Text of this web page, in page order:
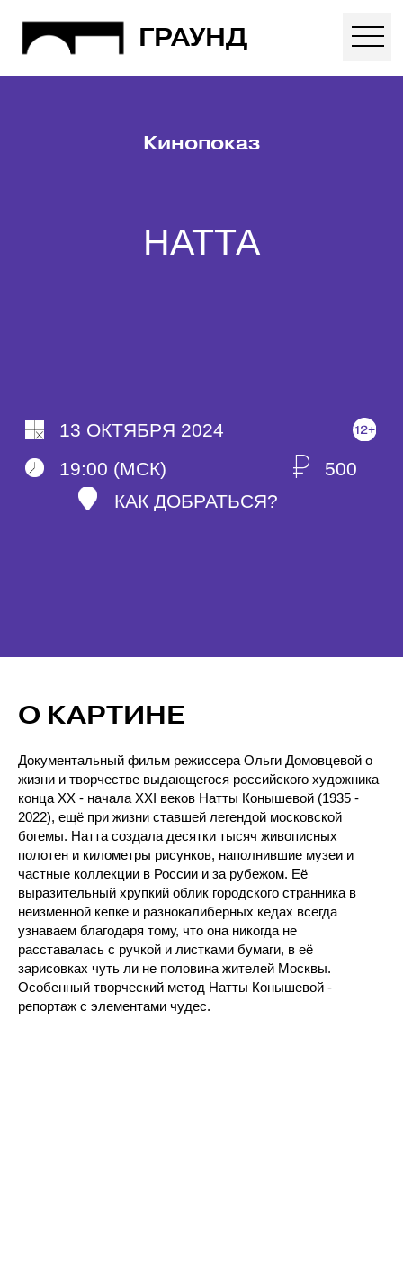
ГРАУНД
О КАРТИНЕ
Документальный фильм режиссера Ольги Домовцевой о
жизни и творчестве выдающегося российского художника
конца XX - начала XXI веков Натты Конышевой (1935 -
2022), ещё при жизни ставшей легендой московской
богемы. Натта создала десятки тысяч живописных
полотен и километры рисунков, наполнившие музеи и
частные коллекции в России и за рубежом. Её
выразительный хрупкий облик городского странника в
неизменной кепке и разнокалиберных кедах всегда
узнаваем благодаря тому, что она никогда не
расставалась с ручкой и листками бумаги, в её
зарисовках чуть ли не половина жителей Москвы.
Особенный творческий метод Натты Конышевой -
репортаж с элементами чудес.